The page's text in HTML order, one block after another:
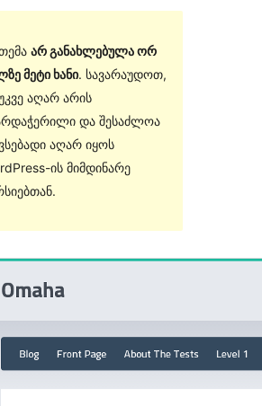
არ განახლებულა ორ
მეტი ხანი. სავარაუდოთ,
აღარ არის
და შესაძლოა
აღარ იყოს
ის მიმდინარე